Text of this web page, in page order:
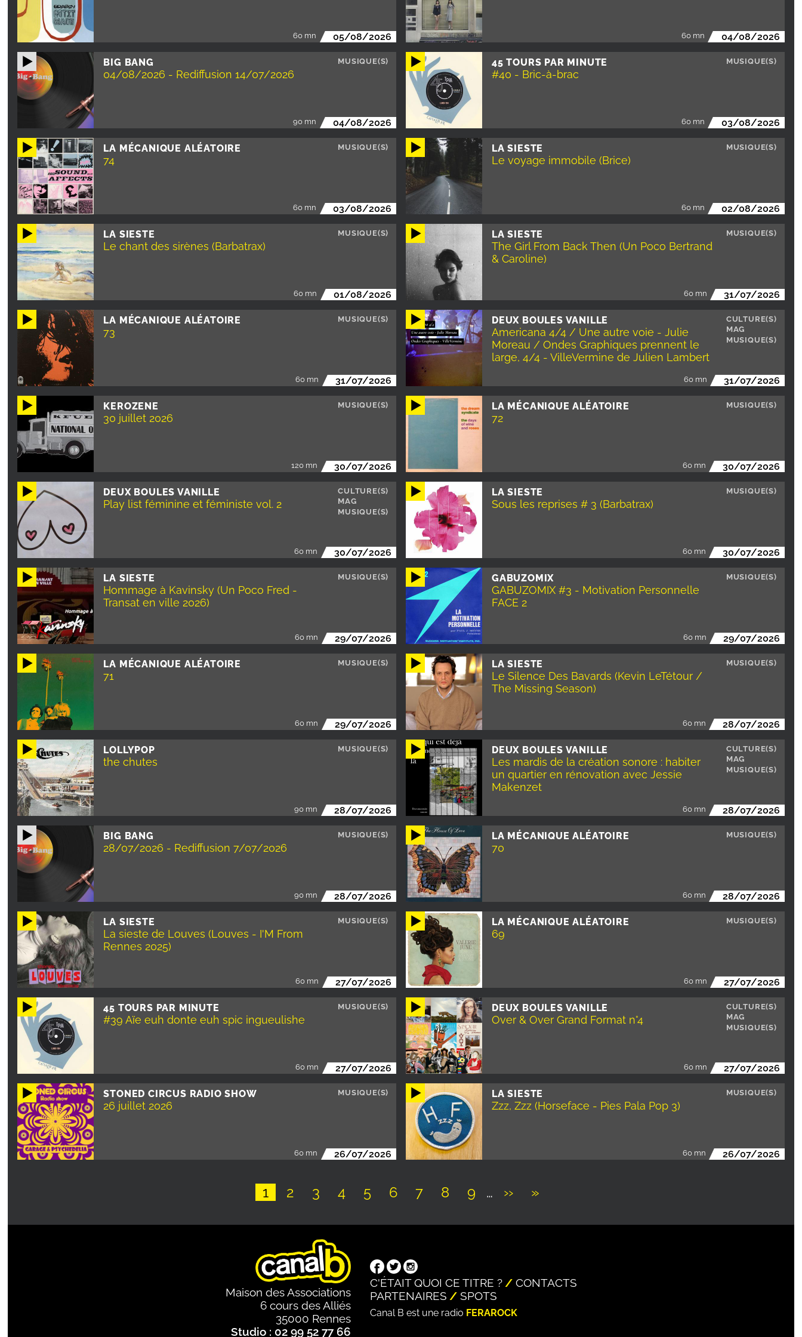
60 mn 05/08/2026 60 mn 04/08/2026
BIG BANG
04/08/2026 - Rediffusion 14/07/2026
MUSIQUE(S)
90 mn 04/08/2026
45 TOURS PAR MINUTE
#40 - Bric-à-brac
MUSIQUE(S)
60 mn 03/08/2026
LA MÉCANIQUE ALÉATOIRE
74
MUSIQUE(S)
60 mn 03/08/2026
LA SIESTE
Le voyage immobile (Brice)
MUSIQUE(S)
60 mn 02/08/2026
LA SIESTE
Le chant des sirènes (Barbatrax)
MUSIQUE(S)
60 mn 01/08/2026
LA SIESTE
The Girl From Back Then (Un Poco Bertrand
& Caroline)
MUSIQUE(S)
60 mn 31/07/2026
LA MÉCANIQUE ALÉATOIRE
73
MUSIQUE(S)
60 mn 31/07/2026
DEUX BOULES VANILLE
Americana 4/4 / Une autre voie - Julie
Moreau / Ondes Graphiques prennent le
large, 4/4 - VilleVermine de Julien Lambert
CULTURE(S)
MAG
MUSIQUE(S)
60 mn 31/07/2026
KEROZENE
30 juillet 2026
MUSIQUE(S)
120 mn 30/07/2026
LA MÉCANIQUE ALÉATOIRE
72
MUSIQUE(S)
60 mn 30/07/2026
DEUX BOULES VANILLE
Play list féminine et féministe vol. 2
CULTURE(S)
MAG
MUSIQUE(S)
60 mn 30/07/2026
LA SIESTE
Sous les reprises # 3 (Barbatrax)
MUSIQUE(S)
60 mn 30/07/2026
LA SIESTE
Hommage à Kavinsky (Un Poco Fred -
Transat en ville 2026)
MUSIQUE(S)
60 mn 29/07/2026
GABUZOMIX
GABUZOMIX #3 - Motivation Personnelle
FACE 2
MUSIQUE(S)
60 mn 29/07/2026
LA MÉCANIQUE ALÉATOIRE
71
MUSIQUE(S)
60 mn 29/07/2026
LA SIESTE
Le Silence Des Bavards (Kevin LeTétour /
The Missing Season)
MUSIQUE(S)
60 mn 28/07/2026
LOLLYPOP
the chutes
MUSIQUE(S)
90 mn 28/07/2026
DEUX BOULES VANILLE
Les mardis de la création sonore : habiter
un quartier en rénovation avec Jessie
Makenzet
CULTURE(S)
MAG
MUSIQUE(S)
60 mn 28/07/2026
BIG BANG
28/07/2026 - Rediffusion 7/07/2026
MUSIQUE(S)
90 mn 28/07/2026
LA MÉCANIQUE ALÉATOIRE
70
MUSIQUE(S)
60 mn 28/07/2026
LA SIESTE
La sieste de Louves (Louves - I'M From
Rennes 2025)
MUSIQUE(S)
60 mn 27/07/2026
LA MÉCANIQUE ALÉATOIRE
69
MUSIQUE(S)
60 mn 27/07/2026
45 TOURS PAR MINUTE
#39 Aïe euh donte euh spic ingueulishe
MUSIQUE(S)
60 mn 27/07/2026
DEUX BOULES VANILLE
Over & Over Grand Format n°4
CULTURE(S)
MAG
MUSIQUE(S)
60 mn 27/07/2026
STONED CIRCUS RADIO SHOW
26 juillet 2026
MUSIQUE(S)
60 mn 26/07/2026
LA SIESTE
Zzz, Zzz (Horseface - Pies Pala Pop 3)
MUSIQUE(S)
60 mn 26/07/2026
Page
1 Page
2 Page
3 Page
4 Page
5 Page
6 Page
7 Page
8 Page
9 …
Page
››
Dernière
»
Maison des Associations
6 cours des Alliés
35000 Rennes
Studio : 02 99 52 77 66
C'ÉTAIT QUOI CE TITRE ?
CONTACTS
PARTENAIRES
SPOTS
Canal B est une radio FERAROCK